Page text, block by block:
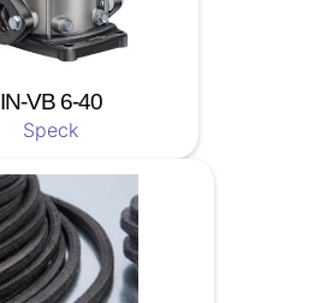
IN-VB 6-40
Speck